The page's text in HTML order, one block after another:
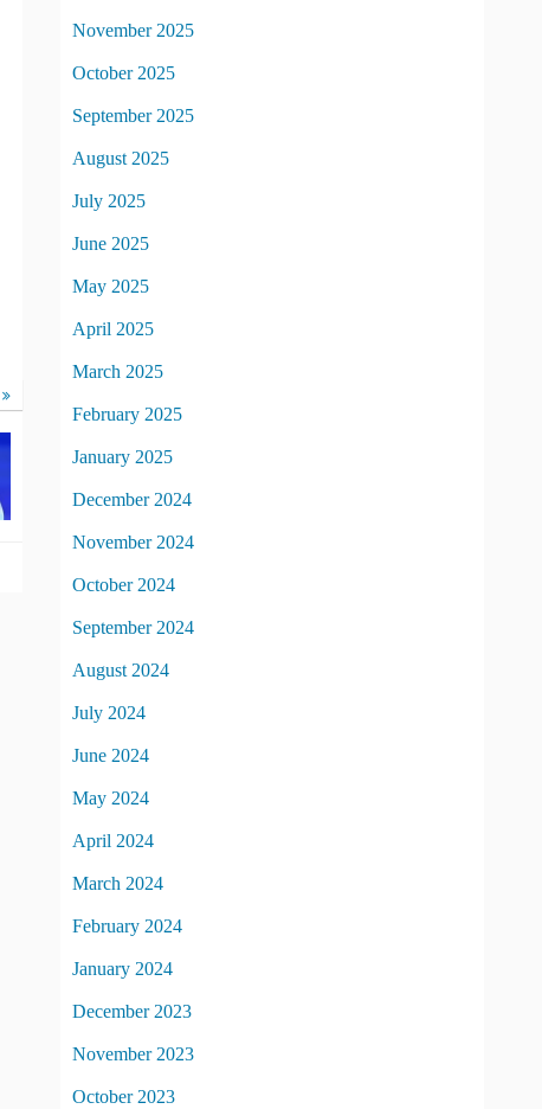
November 2025
October 2025
September 2025
August 2025
July 2025
June 2025
May 2025
April 2025
March 2025
February 2025
January 2025
December 2024
November 2024
October 2024
September 2024
August 2024
July 2024
June 2024
May 2024
April 2024
March 2024
February 2024
January 2024
December 2023
November 2023
October 2023